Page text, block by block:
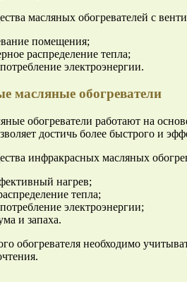
масляных обогревателей с
помещения;
распределение тепла;
электроэнергии.
масляные обогреватели
обогреватели работают на
достичь более быстрого и
инфракрасных масляных
нагрев;
тепла;
электроэнергии;
и запаха.
обогревателя необходимо